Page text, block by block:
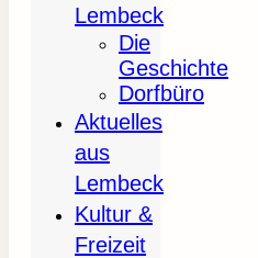
Lembeck
Die
Geschichte
Dorfbüro
Aktuelles
aus
Lembeck
Kultur &
Freizeit